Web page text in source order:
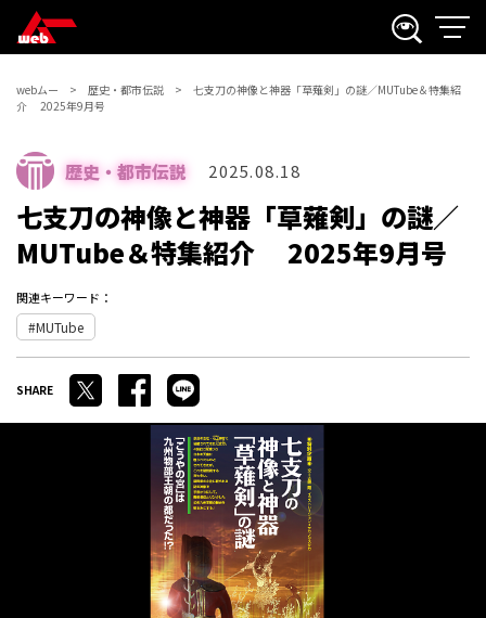
webムー 歴史・都市伝説
七支刀の神像と神器「草薙剣」の謎／MUTube＆特集紹
介 2025年9月号
歴史・都市伝説 2025.08.18
七支刀の神像と神器「草薙剣」の謎／
MUTube＆特集紹介 2025年9月号
関連キーワード：
MUTube